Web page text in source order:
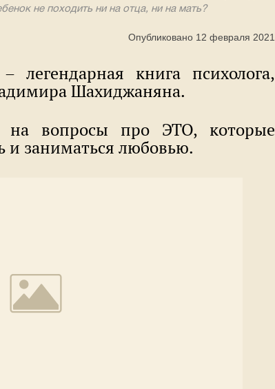
не походить ни на отца, ни на мать?
Опубликовано 12 февраля 2021
книга психолога,
Шахиджаняна.
вопросы про ЭТО, которые
и заниматься любовью.